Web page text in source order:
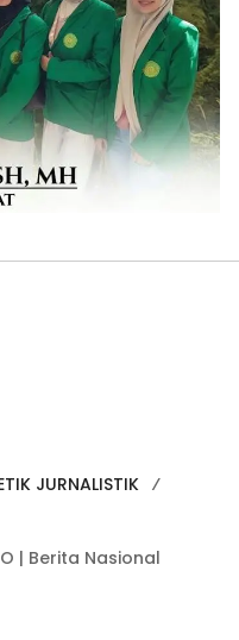
JURNALISTIK
| Berita Nasional